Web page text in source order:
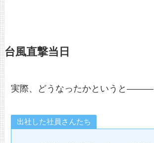
台風直撃当日
実際、どうなったかというと———
出社した社員さんたち